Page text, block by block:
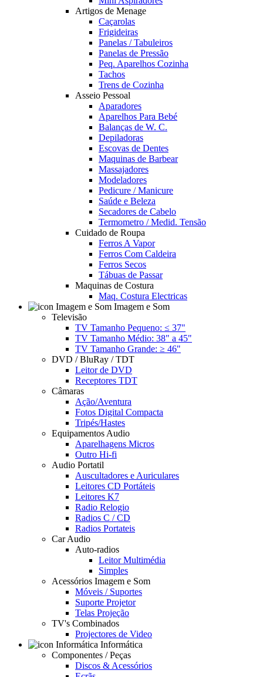
Artigos de Menage
Caçarolas
Frigideiras
Panelas / Tabuleiros
Panelas de Pressão
Peq. Aparelhos Cozinha
Tachos
Trens de Cozinha
Asseio Pessoal
Aparadores
Aparelhos Para Bebé
Balanças de W. C.
Depiladoras
Escovas de Dentes
Maquinas de Barbear
Massajadores
Modeladores
Pedicure / Manicure
Saúde e Beleza
Secadores de Cabelo
Termometro / Medid. Tensão
Cuidado de Roupa
Ferros A Vapor
Ferros Com Caldeira
Ferros Secos
Tábuas de Passar
Maquinas de Costura
Maq. Costura Electricas
Imagem e Som
Televisão
TV Tamanho Pequeno: ≤ 37"
TV Tamanho Médio: 38" a 45"
TV Tamanho Grande: ≥ 46"
DVD / BluRay / TDT
Leitor de DVD
Receptores TDT
Câmaras
Ação/Aventura
Fotos Digital Compacta
Tripés/Hastes
Equipamentos Audio
Aparelhagens Micros
Outro Hi-fi
Audio Portatil
Auscultadores e Auriculares
Leitores CD Portáteis
Leitores K7
Radio Relogio
Radios C / CD
Radios Portateis
Car Audio
Auto-radios
Leitor Multimédia
Simples
Acessórios Imagem e Som
Móveis / Suportes
Suporte Projetor
Telas Projeção
TV's Combinados
Projectores de Video
Informática
Componentes / Peças
Discos & Acessórios